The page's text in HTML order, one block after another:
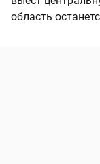
область